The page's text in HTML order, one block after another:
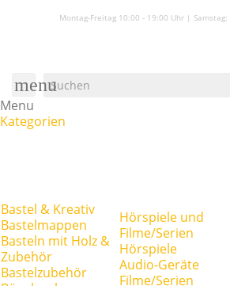
Montag-Freitag 10:00 - 19:00 Uhr | Samstag:
menu
Menu
Kategorien
Bastel & Kreativ
Bastelmappen
Basteln mit Holz &
Zubehör
Bastelzubehör
Hörspiele und
Filme/Serien
Hörspiele
Audio-Geräte
Filme/Serien